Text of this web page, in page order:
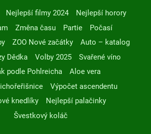
Nejlepší filmy 2024
Nejlepší horory
Změna času Partie
Počasí
ZOO Nové začátky
Auto – katalog
Dědka
Volby 2025
Svařené víno
podle Pohlreicha
Aloe vera
Výpočet ascendentu
knedlíky
Nejlepší palačinky
Švestkový koláč